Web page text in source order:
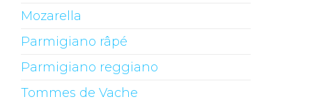
Mozarella
Parmigiano râpé
Parmigiano reggiano
Tommes de Vache